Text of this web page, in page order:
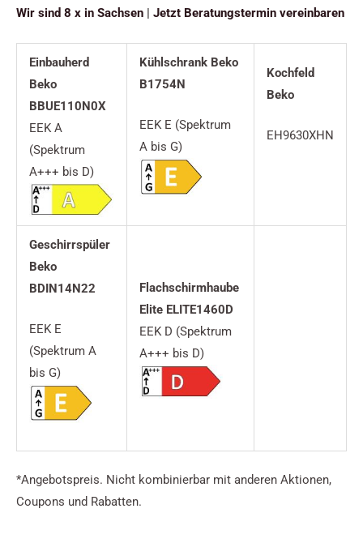
Wir sind 8 x in Sachsen | Jetzt Beratungstermin vereinbaren
Einbauherd
Beko
BBUE110N0X
EEK A
(Spektrum
A+++ bis D)
Kühlschrank Beko
B1754N
EEK E (Spektrum
A bis G)
Kochfeld
Beko
EH9630XHN
Geschirrspüler
Beko
BDIN14N22
EEK E
(Spektrum A
bis G)
Flachschirmhaube
Elite ELITE1460D
EEK D (Spektrum
A+++ bis D)
*Angebotspreis. Nicht kombinierbar mit anderen Aktionen,
Coupons und Rabatten.